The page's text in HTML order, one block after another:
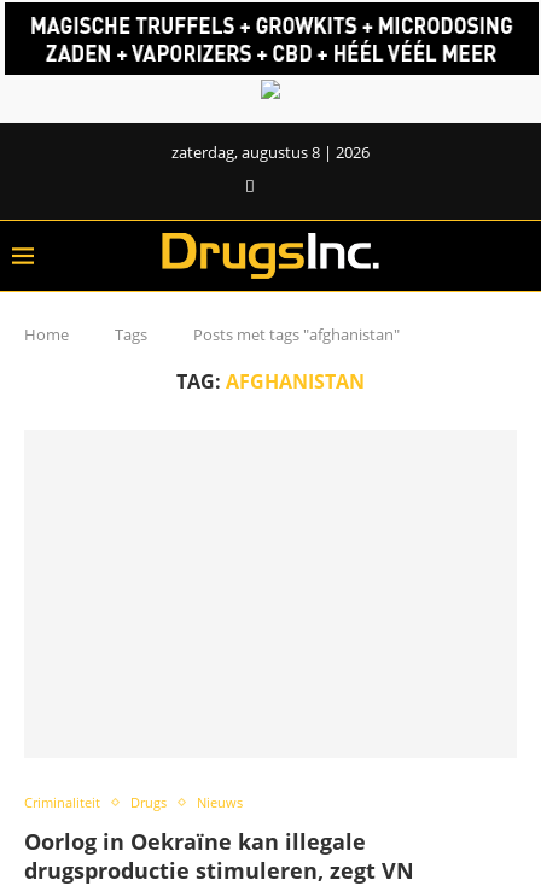
zaterdag, augustus 8 | 2026
Home Tags Posts met tags "afghanistan"
TAG: AFGHANISTAN
Criminaliteit Drugs Nieuws
Oorlog in Oekraïne kan illegale
drugsproductie stimuleren, zegt VN